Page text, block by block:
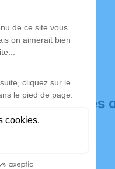
Déroulé des